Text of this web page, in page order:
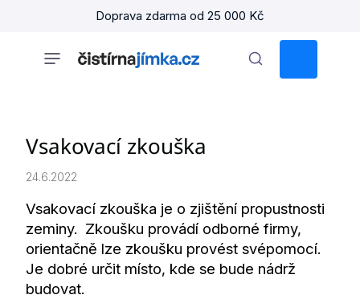
Doprava zdarma od 25 000 Kč
KOŠÍK
Vsakovací zkouška
24.6.2022
Vsakovací zkouška je o zjištění propustnosti
zeminy. Zkoušku provádí odborné firmy,
orientačně lze zkoušku provést svépomocí.
Je dobré určit místo, kde se bude nádrž
budovat.